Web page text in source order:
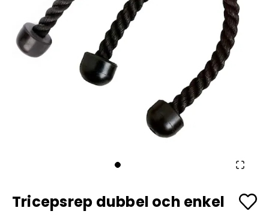
Tricepsrep dubbel och enkel